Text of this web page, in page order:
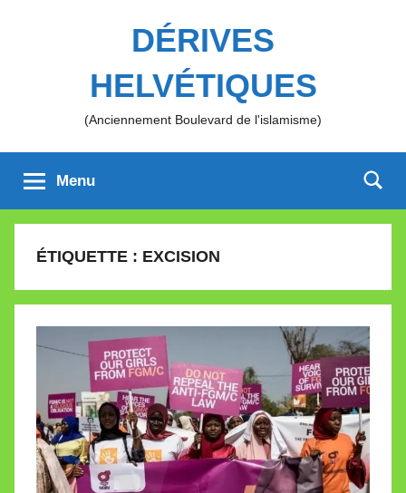
DÉRIVES
HELVÉTIQUES
(Anciennement Boulevard de l'islamisme)
Menu
ÉTIQUETTE : EXCISION